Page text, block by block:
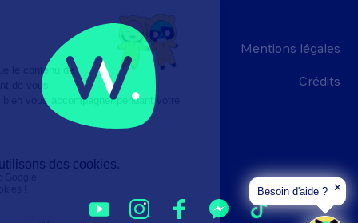
Mentions légales
Crédits
Besoin d'aide ? ✕